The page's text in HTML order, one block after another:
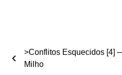
chevron_left
>Conflitos Esquecidos [4]
Milho